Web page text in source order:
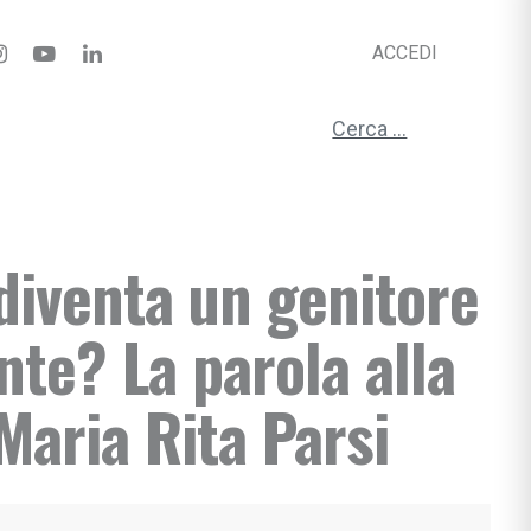
ACCEDI
Ricerca per:
un genitore
La parola alla
Rita Parsi